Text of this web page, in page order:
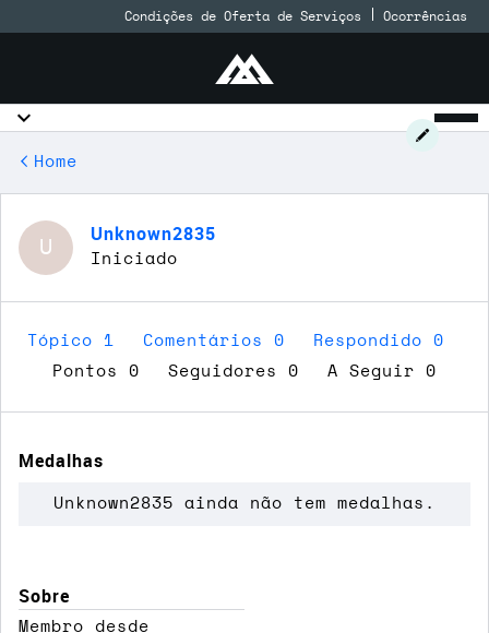
Condições de Oferta de Serviços Ocorrências
Home
U
Unknown2835
Iniciado
Tópico 1 Comentários 0
Respondido 0
Pontos 0
Seguidores 0 A Seguir 0
Medalhas
Unknown2835 ainda não tem medalhas.
Sobre
Membro desde